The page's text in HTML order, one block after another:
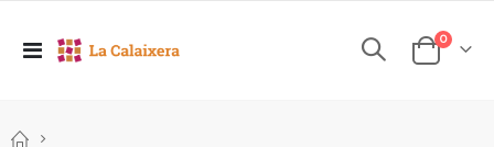
Toggle
Cesta
0elements